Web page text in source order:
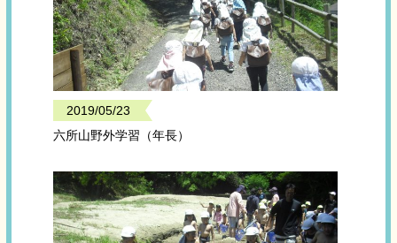
2019/05/23
六所山野外学習（年長）